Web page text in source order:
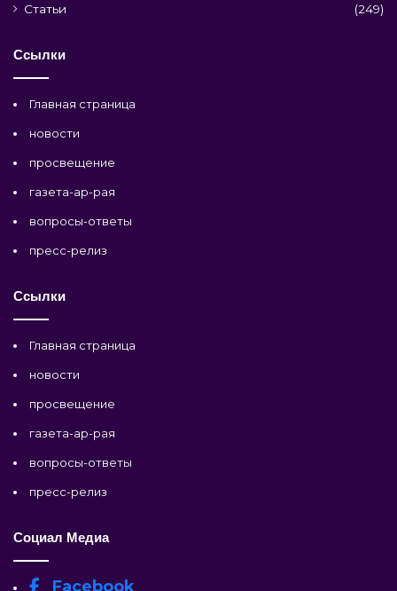
Статьи
(249)
Ссылки
Главная страница
новости
просвещение
газета-ар-рая
вопросы-ответы
пресс-релиз
Ссылки
Главная страница
новости
просвещение
газета-ар-рая
вопросы-ответы
пресс-релиз
Социал Медиа
Facebook